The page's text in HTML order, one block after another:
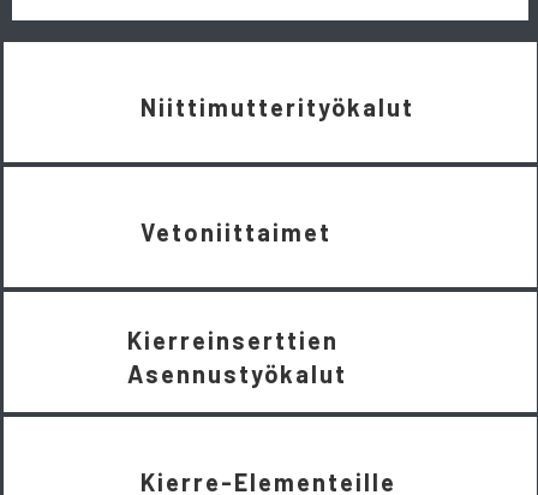
Niittimutterityökalut
Vetoniittaimet
Kierreinserttien
Asennustyökalut
Kierre-Elementeille